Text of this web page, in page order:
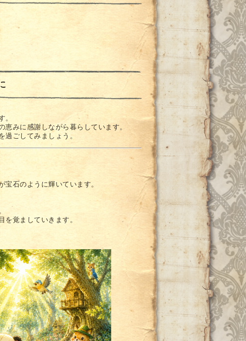
。
みに感謝しながら暮らしています。
過ごしてみましょう。
宝石のように輝いています。
を覚ましていきます。